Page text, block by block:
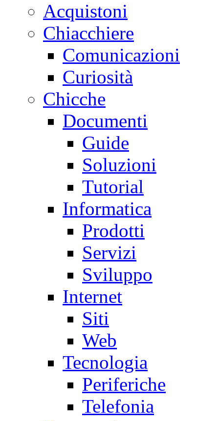
Acquistoni
Chiacchiere
Comunicazioni
Curiosità
Chicche
Documenti
Guide
Soluzioni
Tutorial
Informatica
Prodotti
Servizi
Sviluppo
Internet
Siti
Web
Tecnologia
Periferiche
Telefonia